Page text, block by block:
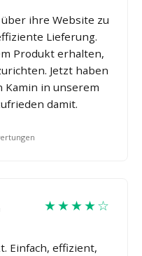
ihre Website zu
Lieferung.
Produkt erhalten,
Jetzt haben
Kamin in unserem
damit.
★★★★☆
Einfach, effizient,